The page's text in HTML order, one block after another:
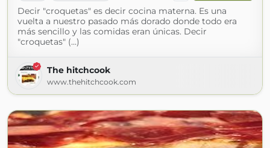
Decir "croquetas" es decir cocina materna. Es una
vuelta a nuestro pasado más dorado donde todo era
más sencillo y las comidas eran únicas. Decir
"croquetas" (...)
The hitchcook
www.thehitchcook.com